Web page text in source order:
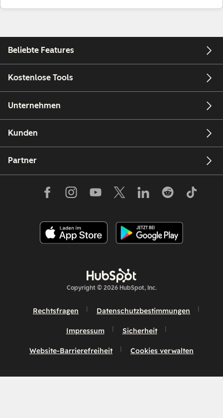
Beliebte Features
Kostenlose Tools
Unternehmen
Kunden
Partner
Copyright © 2026 HubSpot, Inc.
Rechtsfragen Datenschutzbestimmungen
Impressum Sicherheit
Website-Barrierefreiheit Cookies verwalten